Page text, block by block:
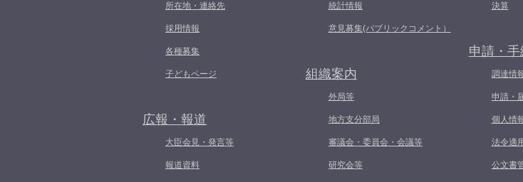
所在地・連絡先
採用情報
各種募集
子どもページ
広報・報道
大臣会見・発言等
報道資料
統計情報
意見募集(パブリックコメント）
組織案内
外局等
地方支分部局
審議会・委員会・会議等
研究会等
決算
申請・手
調達情
申請・
個人情
法令適
公文書